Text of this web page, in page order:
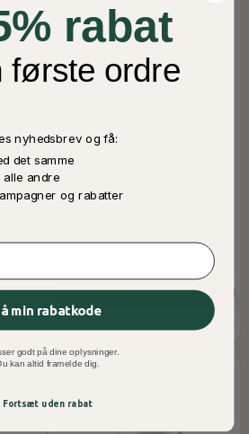
&
ICETEA PERSIKA 330 ML
LÄGG TILL VARUKORGEN
rabat
første ordre
nyhedsbrev og få:
det samme
andre
og rabatter
min rabatkode
godt på dine oplysninger.
kan altid framelde dig.
Fortsæt uden rabat